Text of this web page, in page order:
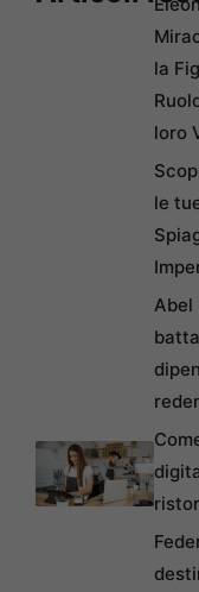
la
loro
le
Abel